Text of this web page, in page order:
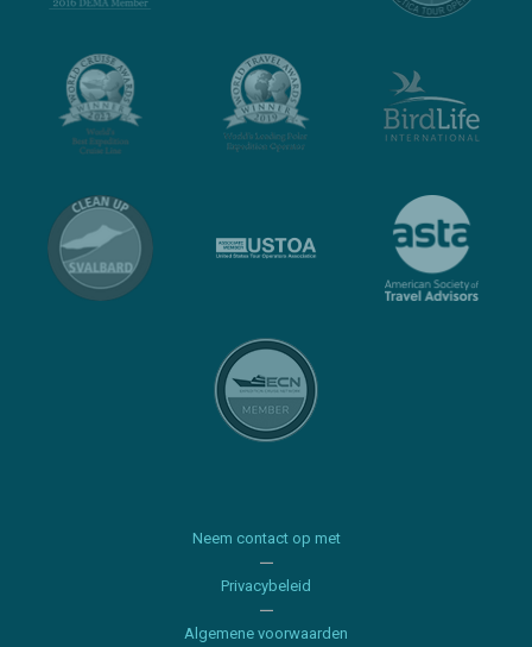
Neem contact op met
Privacybeleid
Algemene voorwaarden